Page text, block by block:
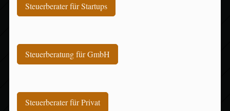
Steuerberater für Startups
Steuerberatung für GmbH
Steuerberater für Privat